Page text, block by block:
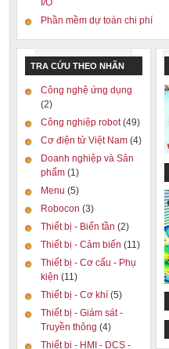
I/O
Phần mềm dự toán chi phí
TRA CỨU THEO NHÃN
Công nghệ ứng dụng
(2)
Công nghiệp robot(49)
Cơ điện tử Việt Nam (4)
Doanh nghiệp và Sản
phẩm (1)
Menu (5)
Robocon (3)
Thiết bị - Biến tần (2)
Thiết bị - Cảm biến (11)
Thiết bị - Cơ cấu - Phụ
kiện (11)
Thiết bị - Cơ khí (5)
Thiết bị - Giám sát -
Truyền thông (4)
Thiết bị - HMI - DCS -